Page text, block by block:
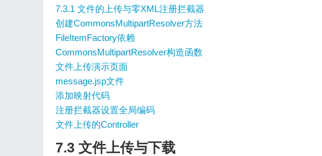
7.3.1 文件的上传与零XML注册拦截器
创建CommonsMultipartResolver方法
FileItemFactory依赖
CommonsMultipartResolver构造函数
文件上传演示页面
message.jsp文件
添加映射代码
注册拦截器设置全局编码
文件上传的Controller
7.3 文件上传与下载